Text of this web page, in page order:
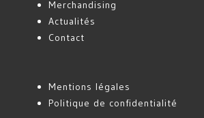
Merchandising
Actualités
Contact
Mentions légales
Politique de confidentialité